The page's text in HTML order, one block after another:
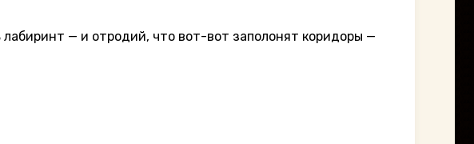
— и отродий, что вот-вот заполонят коридоры —